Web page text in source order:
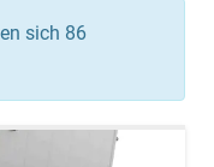
sich 86